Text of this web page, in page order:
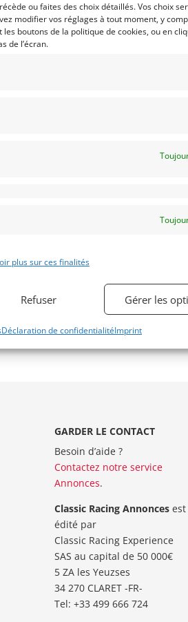
ou faites des choix détaillés. Vos choix
modifier vos réglages à tout moment, y
boutons de la politique de cookies, ou en
de l’écran.
plus sur ces finalités
Refuser Gérer les
Déclaration de confidentialitéImprint
FIAT 500 MORETTI 110F 1966
(1966)
REIMS (FRANCE)
GARDER LE CONTACT
Besoin d’aide ?
Contactez notre service
Annonces.
Classic Racing Annoncesest
édité par
Classic Racing Experience
SAS au capital de 50 000€
5 ZA les Yeuzses
34 270 CLARET -FR-
Tel: ‭+33 499 666 724‬